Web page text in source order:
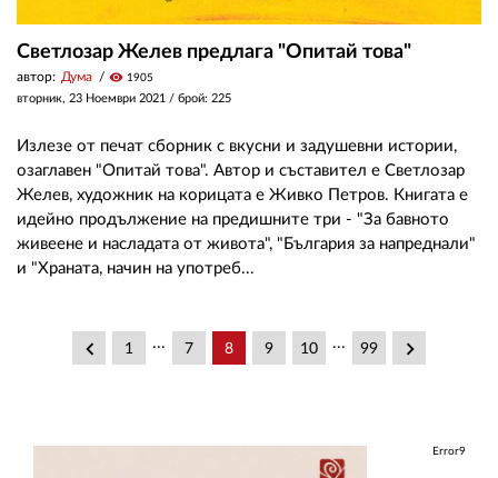
Светлозар Желев предлага "Опитай това"
автор: Дума visibility 1905
вторник, 23 Ноември 2021 / брой: 225
Излезе от печат сборник с вкусни и задушевни истории,
озаглавен "Опитай това". Автор и съставител е Светлозар
Желев, художник на корицата е Живко Петров. Книгата е
идейно продължение на предишните три - "За бавното
живеене и насладата от живота", "България за напреднали"
и "Храната, начин на употреб...
keyboard_arrow_left 1 ... 7 8 9 10 ... 99 keyboard_arrow_right
Error9